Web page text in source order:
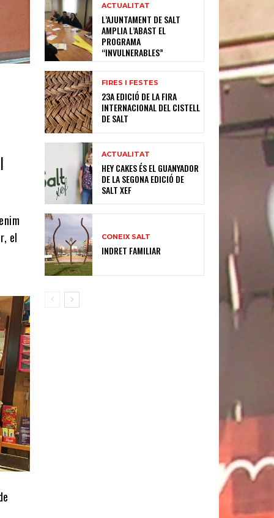
el
ACTUALITAT
L’AJUNTAMENT DE SALT
AMPLIA L’ABAST EL
PROGRAMA
“INVULNERABLES”
FIRES I FESTES
23A EDICIÓ DE LA FIRA
INTERNACIONAL DEL CISTELL
DE SALT
ACTUALITAT
HEY CAKES ÉS EL GUANYADOR
DE LA SEGONA EDICIÓ DE
SALT XEF
CONEIX SALT
INDRET FAMILIAR